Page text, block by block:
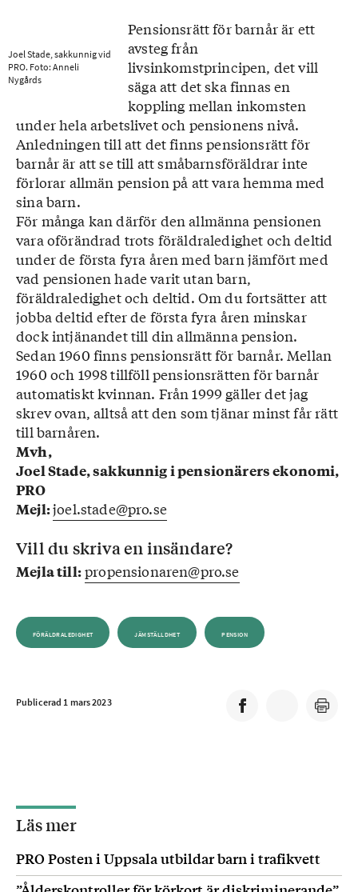
Joel Stade, sakkunnig vid
PRO. Foto: Anneli
Nygårds
Pensionsrätt för barnår är ett
avsteg från
livsinkomstprincipen, det vill
säga att det ska finnas en
koppling mellan inkomsten
under hela arbetslivet och pensionens nivå.
Anledningen till att det finns pensionsrätt för
barnår är att se till att småbarnsföräldrar inte
förlorar allmän pension på att vara hemma med
sina barn.
För många kan därför den allmänna pensionen
vara oförändrad trots föräldraledighet och deltid
under de första fyra åren med barn jämfört med
vad pensionen hade varit utan barn,
föräldraledighet och deltid. Om du fortsätter att
jobba deltid efter de första fyra åren minskar
dock intjänandet till din allmänna pension.
Sedan 1960 finns pensionsrätt för barnår. Mellan
1960 och 1998 tillföll pensionsrätten för barnår
automatiskt kvinnan. Från 1999 gäller det jag
skrev ovan, alltså att den som tjänar minst får rätt
till barnåren.
Mvh,
Joel Stade, sakkunnig i pensionärers ekonomi,
PRO
Mejl:joel.stade@pro.se
Vill du skriva en insändare?
Mejla till:propensionaren@pro.se
FÖRÄLDRALEDIGHET JÄMSTÄLLDHET PENSION
Publicerad 1 mars 2023
Läs mer
PRO Posten i Uppsala utbildar barn i trafikvett